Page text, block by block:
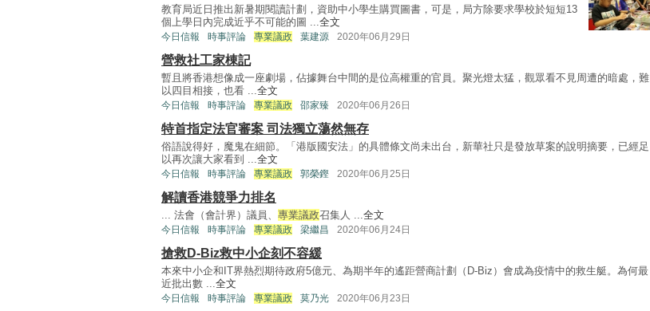
教育局近日推出新暑期閱讀計劃，資助中小學生購買圖書，可是，局方除要求學校於短短13
個上學日內完成近乎不可能的圖 ...全文
今日信報 時事評論 專業議政 葉建源 2020年06月29日
營救社工家棟記
暫且將香港想像成一座劇場，佔據舞台中間的是位高權重的官員。聚光燈太猛，觀眾看不見周遭的暗處，難
以四目相接，也看 ...全文
今日信報 時事評論 專業議政 邵家臻 2020年06月26日
特首指定法官審案 司法獨立蕩然無存
俗語說得好，魔鬼在細節。「港版國安法」的具體條文尚未出台，新華社只是發放草案的說明摘要，已經足
以再次讓大家看到 ...全文
今日信報 時事評論 專業議政 郭榮鏗 2020年06月25日
解讀香港競爭力排名
... 法會（會計界）議員、 專業議政召集人 ...全文
今日信報 時事評論 專業議政 梁繼昌 2020年06月24日
搶救D-Biz救中小企刻不容緩
本來中小企和IT界熱烈期待政府5億元、為期半年的遙距營商計劃（D-Biz）會成為疫情中的救生艇。為何最
近批出數 ...全文
今日信報 時事評論 專業議政 莫乃光 2020年06月23日